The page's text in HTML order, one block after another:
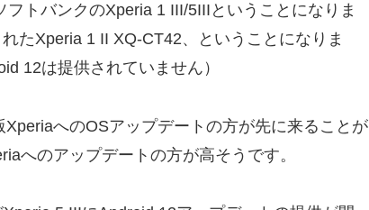
トバンクのXperia 1 III/5IIIということになりま
たXperia 1 II XQ-CT42、ということになりま
12は提供されていません）
へのOSアップデートの方が先に来ることが
へのアップデートの方が高そうです。